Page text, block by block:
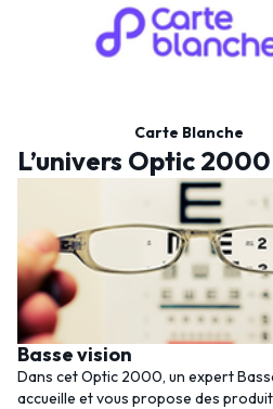
Carte Blanche
L’univers Optic 2000
Basse vision
Dans cet Optic 2000, un expert
accueille et vous propose des